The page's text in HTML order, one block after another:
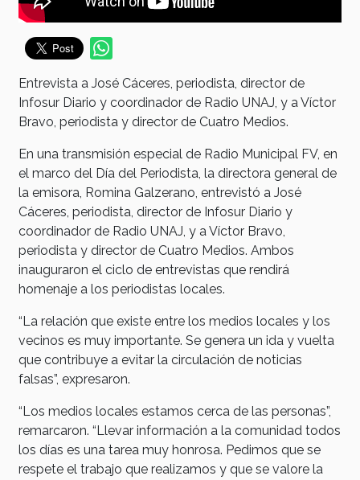
Entrevista a José Cáceres, periodista, director de
Infosur Diario y coordinador de Radio UNAJ, y a Víctor
Bravo, periodista y director de Cuatro Medios.
En una transmisión especial de Radio Municipal FV, en
el marco del Día del Periodista, la directora general de
la emisora, Romina Galzerano, entrevistó a José
Cáceres, periodista, director de Infosur Diario y
coordinador de Radio UNAJ, y a Víctor Bravo,
periodista y director de Cuatro Medios. Ambos
inauguraron el ciclo de entrevistas que rendirá
homenaje a los periodistas locales.
“La relación que existe entre los medios locales y los
vecinos es muy importante. Se genera un ida y vuelta
que contribuye a evitar la circulación de noticias
falsas”, expresaron.
“Los medios locales estamos cerca de las personas”,
remarcaron. “Llevar información a la comunidad todos
los días es una tarea muy honrosa. Pedimos que se
respete el trabajo que realizamos y que se valore la